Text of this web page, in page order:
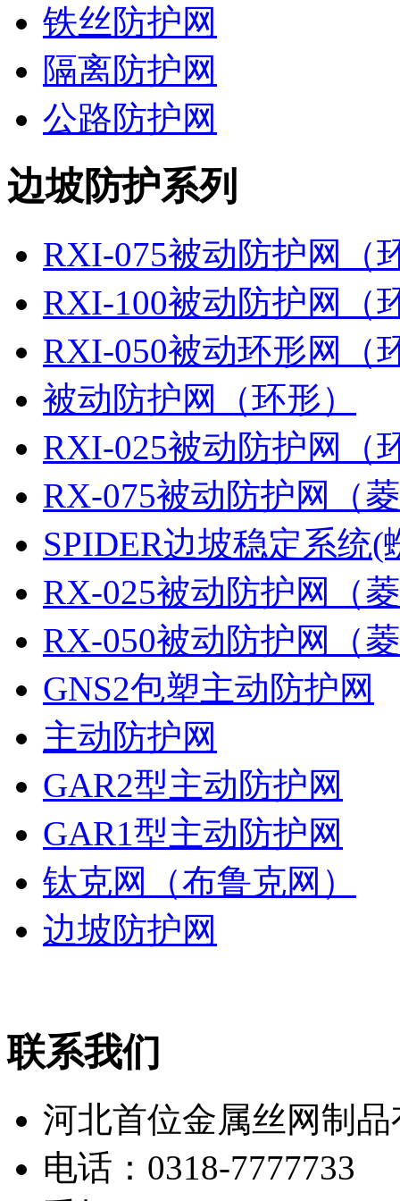
铁丝防护网
隔离防护网
公路防护网
边坡防护系列
RXI-075被动防护网（
RXI-100被动防护网（
RXI-050被动环形网（
被动防护网（环形）
RXI-025被动防护网（
RX-075被动防护网（
SPIDER边坡稳定系统(
RX-025被动防护网（
RX-050被动防护网（
GNS2包塑主动防护网
主动防护网
GAR2型主动防护网
GAR1型主动防护网
钛克网（布鲁克网）
边坡防护网
联系我们
河北首位金属丝网制
电话：0318-7777733